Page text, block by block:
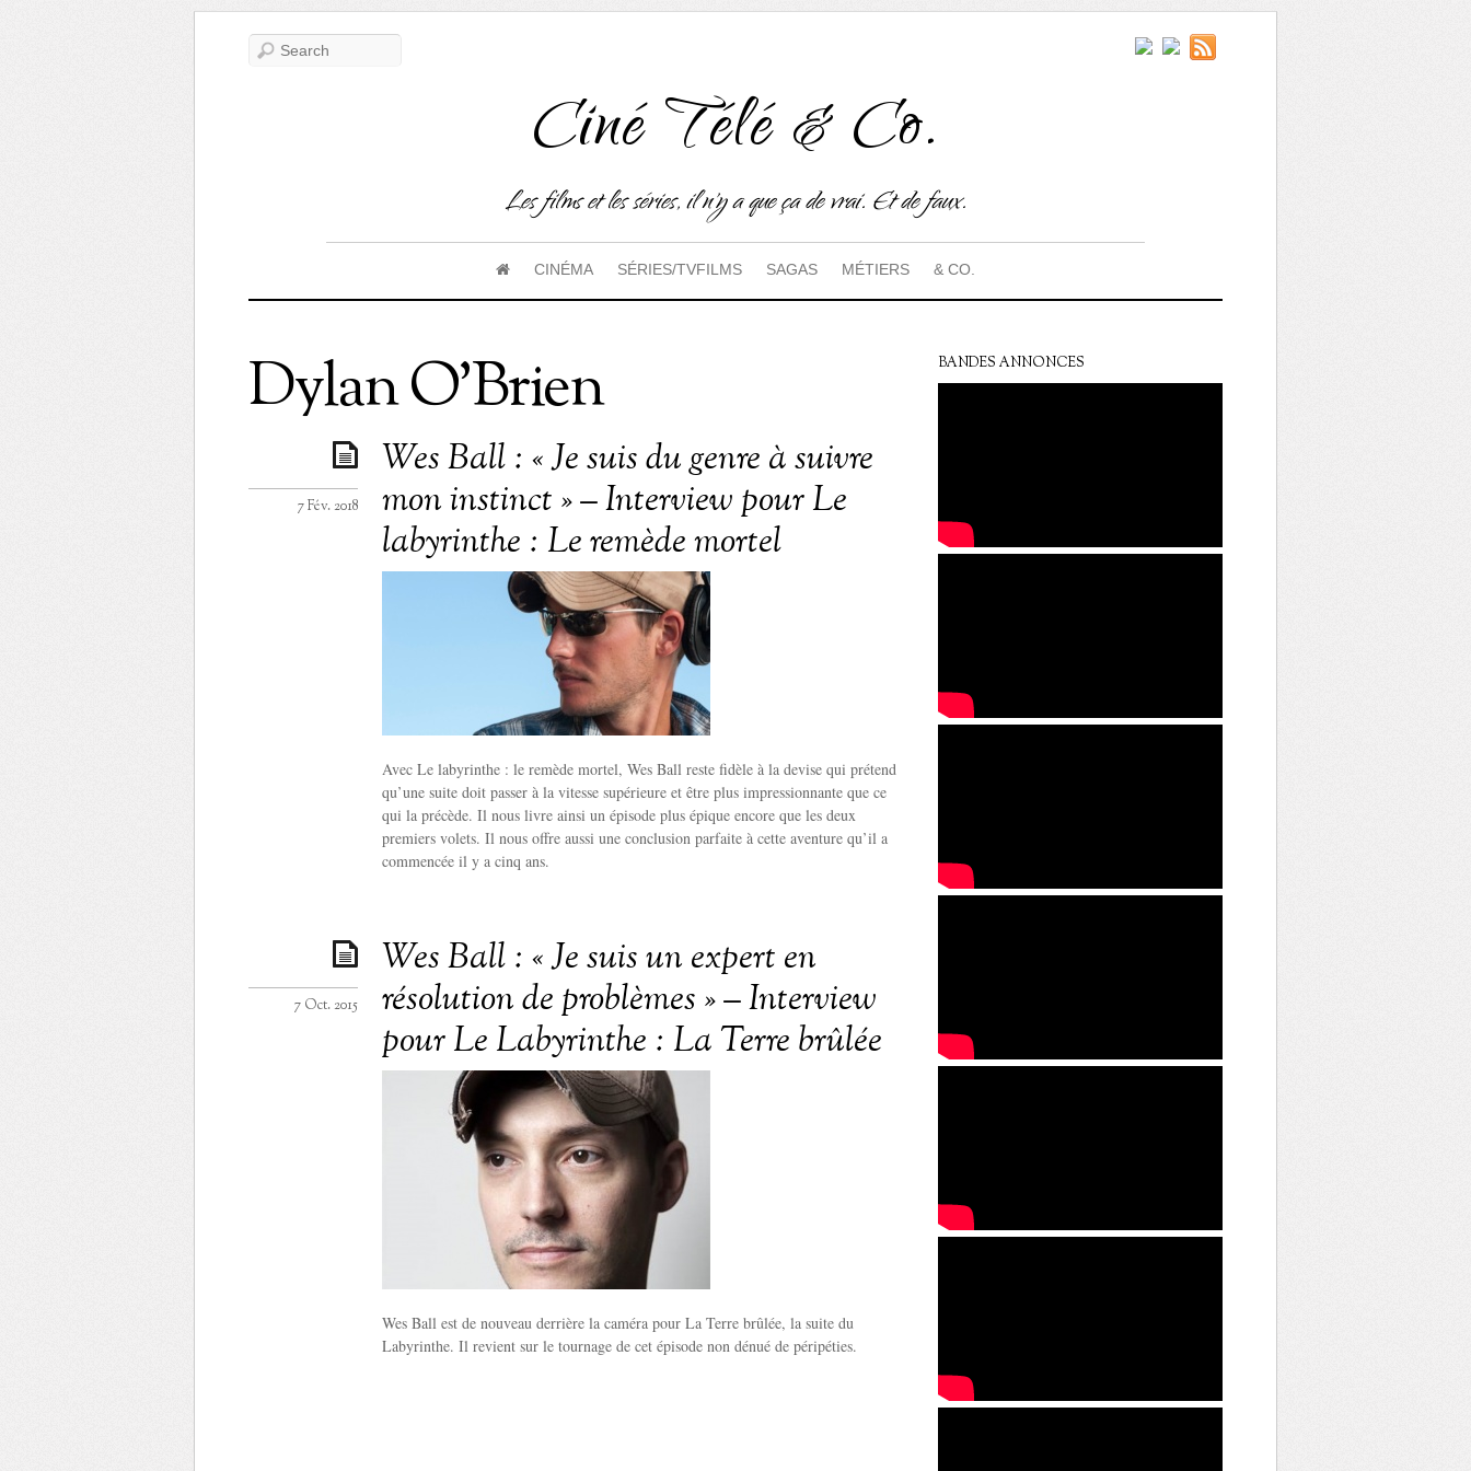
Ciné Télé & Co.
Les films et les séries, il n'y a que ça de vrai. Et de faux.
CINÉMA SÉRIES/TVFILMS SAGAS MÉTIERS & CO.
Dylan O’Brien
Wes Ball : « Je suis du genre à suivre
mon instinct » – Interview pour Le
labyrinthe : Le remède mortel
7 Fév. 2018
Avec Le labyrinthe : le remède mortel, Wes Ball reste fidèle à la devise qui prétend
qu’une suite doit passer à la vitesse supérieure et être plus impressionnante que ce
qui la précède. Il nous livre ainsi un épisode plus épique encore que les deux
premiers volets. Il nous offre aussi une conclusion parfaite à cette aventure qu’il a
commencée il y a cinq ans.
Wes Ball : « Je suis un expert en
résolution de problèmes » – Interview
pour Le Labyrinthe : La Terre brûlée
7 Oct. 2015
Wes Ball est de nouveau derrière la caméra pour La Terre brûlée, la suite du
Labyrinthe. Il revient sur le tournage de cet épisode non dénué de péripéties.
BANDES ANNONCES